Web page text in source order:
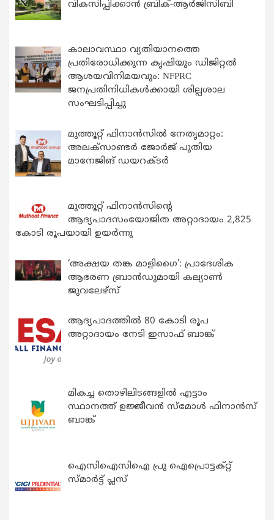
വികസിപ്പിക്കാന്‍ ബ്രിക്-ആര്‍ജിസിബി
കാലാവസ്ഥാ വ്യതിയാനത്തെ
പ്രതിരോധിക്കുന്ന കൃഷിയും ഡിജിറ്റൽ
ആശയവിനിമയവും: NFPRC
ജനപ്രതിനിധികൾക്കായി ശില്പശാല
സംഘടിപ്പിച്ചു
മുത്തൂറ്റ് ഫിനാൻസിൽ നേതൃമാറ്റം:
അലക്സാണ്ടർ ജോർജ് പുതിയ
മാനേജിങ് ഡയറക്ടർ
മുത്തൂറ്റ് ഫിനാൻസിന്റെ
ആദ്യപാദസംയോജിത അറ്റാദായം 2,825
കോടി രൂപയായി ഉയർന്നു
‘അക്ഷയ തങ്ക മാളിഗൈ’: പ്രാദേശിക
ആഭരണ ബ്രാന്‍ഡുമായി കല്യാണ്‍
ജുവലേഴ്‌സ്
ആദ്യപാദത്തിൽ 80 കോടി രൂപ
അറ്റാദായം നേടി ഇസാഫ് ബാങ്ക്
മികച്ച തൊഴിലിടങ്ങളിൽ എട്ടാം
സ്ഥാനത്ത് ഉജ്ജീവൻ സ്മോൾ ഫിനാൻസ്
ബാങ്ക്
ഐസിഐസിഐ പ്രു ഐപ്രൊട്ടക്റ്റ്
സ്മാർട്ട് പ്ലസ്